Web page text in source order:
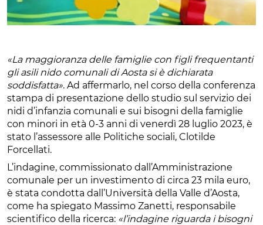
«La maggioranza delle famiglie con figli frequentanti
gli asili nido comunali di Aosta si è dichiarata
soddisfatta». Ad affermarlo, nel corso della conferenza
stampa di presentazione dello studio sul servizio dei
nidi d’infanzia comunali e sui bisogni della famiglie
con minori in età 0-3 anni di venerdì 28 luglio 2023, è
stato l’assessore alle Politiche sociali, Clotilde
Forcellati.
L’indagine, commissionato dall’Amministrazione
comunale per un investimento di circa 23 mila euro,
è stata condotta dall’Università della Valle d’Aosta,
come ha spiegato Massimo Zanetti, responsabile
scientifico della ricerca: «l’indagine riguarda i bisogni